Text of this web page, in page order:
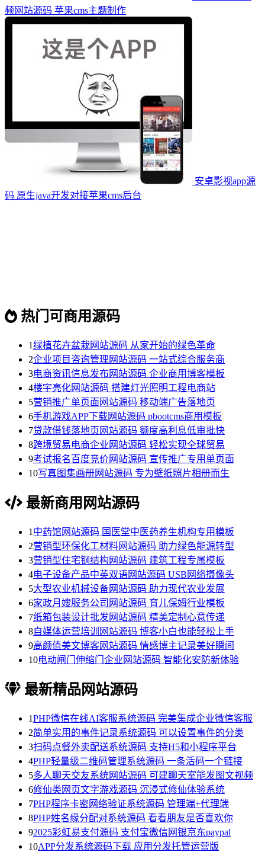
频网站源码 苹果cms主题制作
安卓影视app源
码 原生java开发对接苹果cms后台
热门可商用源码
1绿植花卉盆栽网站源码 从家开始的绿色革命
2企业项目咨询管理网站源码 一站式综合服务商
3电商资讯信息发布网站源码 企业商用博客模板
4楼宇亮化网站源码 搭建灯光照明工程电商站
5营销推广单页面网站源码 移动端广告落地页
6手机游戏APP下载网站源码 pbootcms商用模板
7贷款借钱落地页网站源码 额度高利息低审批快
8跨境贸易电商企业网站源码 轻松实现全球贸易
9考试报名百度竞价网站源码 宣传推广专用单页面
10写真图集画册网站源码 专为壁纸照片相册而生
最新商用网站源码
1 中药馆网站源码 国医堂中医药养生机构专用模板
2营销型环保化工材料网站源码 助力绿色能源转型
3营销型住宅钢结构网站源码 建筑工程专属模板
4电子设备产品中英双语网站源码 USB网络摄像头
5大型农业机械设备网站源码 助力现代农业发展
6家政月嫂服务公司网站源码 育儿保姆行业模板
7纸箱包装设计批发网站源码 精美定制心意传递
8自媒体运营培训网站源码 博客小白也能轻松上手
9高颜值美文博客网站源码 情感博主记录美好瞬间
10电动闸门伸缩门企业网站源码 智能化安防新体验
最新精品网站源码
1PHP微信在线AI客服系统源码 完美集成企业微信客服
2简单实用的事件记录系统源码 可以设置事件的分类
3扫码点餐外卖配送系统源码 支持H5和小程序平台
4PHP轻量级二维码管理系统源码 一条活码一个链接
5多人聊天交友系统网站源码 可建聊天室能发图文视频
6修仙类网页文字游戏源码 沉浸式修仙体验系统
7PHP程序卡密网络验证系统源码 管理端+代理端
8PHP姓名缘分配对系统源码 看看朋友是否喜欢你
92025彩虹易支付源码 支付宝微信网银京东paypal
10APP分发系统源码下载 应用分发托管运营版